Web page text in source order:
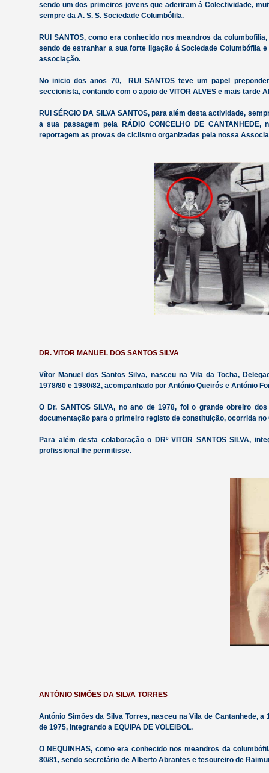
sendo um dos primeiros jovens que aderiram á Colectividade,
sempre da A. S. S. Sociedade Columbófila.
RUI SANTOS, como era conhecido nos meandros da
sendo de estranhar a sua forte ligação á Sociedade Columbófila
associação.
No inicio dos anos 70, RUI SANTOS teve um papel
seccionista, contando com o apoio de VITOR ALVES e mais tarde
RUI SÉRGIO DA SILVA SANTOS, para além desta actividade,
a sua passagem pela RÁDIO CONCELHO DE
reportagem as provas de ciclismo organizadas pela nossa
DR. VITOR MANUEL DOS SANTOS SILVA
Vítor Manuel dos Santos Silva, nasceu na Vila da Tocha,
1978/80 e 1980/82, acompanhado por António Queirós e António
O Dr. SANTOS SILVA, no ano de 1978, foi o grande obreiro
documentação para o primeiro registo de constituição, ocorrida
Para além desta colaboração o DRº VITOR SANTOS SILVA,
profissional lhe permitisse.
ANTÓNIO SIMÕES DA SILVA TORRES
António Simões da Silva Torres, nasceu na Vila de Cantanhede,
de 1975, integrando a EQUIPA DE VOLEIBOL.
O NEQUINHAS, como era conhecido nos meandros da
80/81, sendo secretário de Alberto Abrantes e tesoureiro de